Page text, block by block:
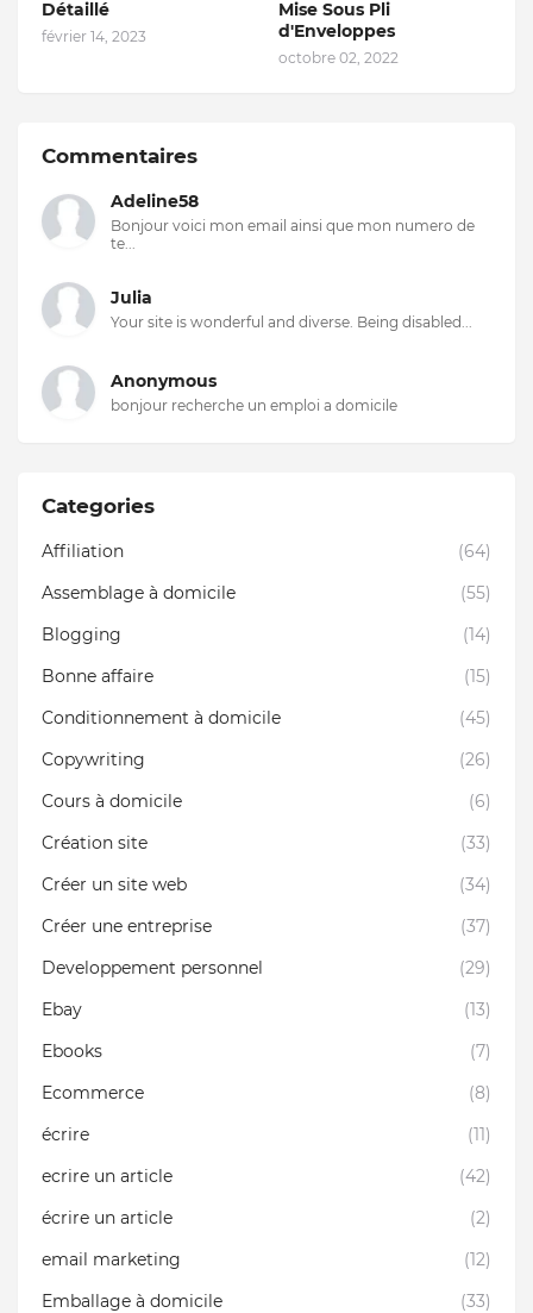
Détaillé
février 14, 2023
Mise Sous Pli
d'Enveloppes
octobre 02, 2022
Commentaires
Adeline58
Bonjour voici mon email ainsi que mon numero de
te...
Julia
Your site is wonderful and diverse. Being disabled...
Anonymous
bonjour recherche un emploi a domicile
Categories
Affiliation
(64)
Assemblage à domicile
(55)
Blogging
(14)
Bonne affaire
(15)
Conditionnement à domicile
(45)
Copywriting
(26)
Cours à domicile
(6)
Création site
(33)
Créer un site web
(34)
Créer une entreprise
(37)
Developpement personnel
(29)
Ebay
(13)
Ebooks
(7)
Ecommerce
(8)
écrire
(11)
ecrire un article
(42)
écrire un article
(2)
email marketing
(12)
Emballage à domicile
(33)